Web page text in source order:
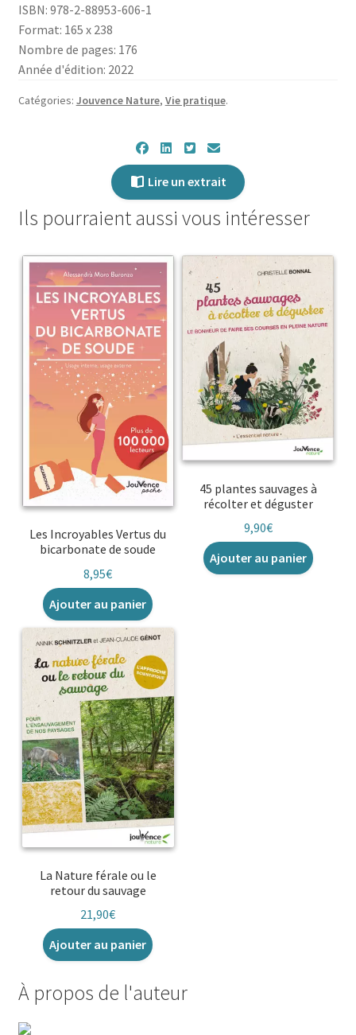
petits
aventuriers
de
la
forêt
ISBN: 978-2-88953-606-1
Format: 165 x 238
Nombre de pages: 176
Année d'édition: 2022
Catégories: Jouvence Nature, Vie pratique.
Lire un extrait
Ils pourraient aussi vous intéresser
Les Incroyables Vertus du
bicarbonate de soude
8,95€
Ajouter au panier
45 plantes sauvages à
récolter et déguster
9,90€
Ajouter au panier
La Nature férale ou le
retour du sauvage
21,90€
Ajouter au panier
À propos de l'auteur